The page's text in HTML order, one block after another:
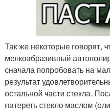
Так же некоторые говорят,
мелкоабразивный
сначала попробовать на
результат
остальной части стекла.
натереть стекло маслом